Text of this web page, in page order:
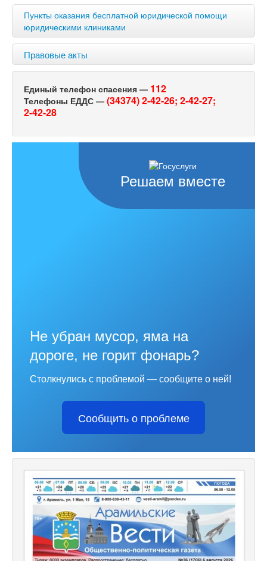
Пункты оказания бесплатной юридической помощи
юридическими клиниками
Правовые акты
Единый телефон спасения — 112
Телефоны ЕДДС — (34374) 2-42-26; 2-42-27;
2-42-28
Решаем вместе
Не убран мусор, яма на
дороге, не горит фонарь?
Столкнулись с проблемой — сообщите о ней!
Сообщить о проблеме